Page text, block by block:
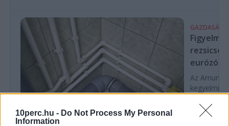
10perc.hu - Do Not Process My Personal
Information
GAZDASÁG
Az Amundi
kegyelmi